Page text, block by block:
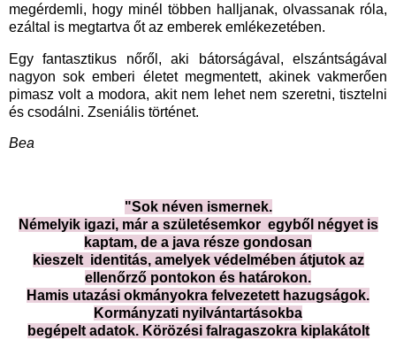
megérdemli, hogy minél többen halljanak, olvassanak róla,
ezáltal is megtartva őt az emberek emlékezetében.
Egy fantasztikus nőről, aki bátorságával, elszántságával
nagyon sok emberi életet megmentett, akinek vakmerően
pimasz volt a modora, akit nem lehet nem szeretni, tisztelni
és csodálni. Zseniális történet.
Bea
"Sok néven ismernek.
Némelyik igazi, már a születésemkor egyből négyet is
kaptam, de a java része gondosan
kieszelt identitás, amelyek védelmében átjutok az
ellenőrző pontokon és határokon.
Hamis utazási okmányokra felvezetett hazugságok.
Kormányzati nyilvántartásokba
begépelt adatok. Körözési falragaszokra kiplakátolt